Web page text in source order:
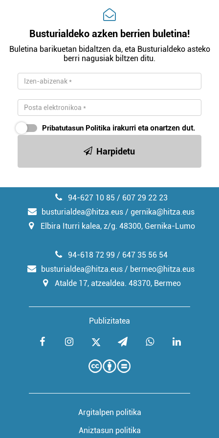
Busturialdeko azken berrien buletina!
Buletina barikuetan bidaltzen da, eta Busturialdeko asteko
berri nagusiak biltzen ditu.
Pribatutasun Politika irakurri eta onartzen dut.
Harpidetu
94-627 10 85 / 607 29 22 23
busturialdea@hitza.eus / gernika@hitza.eus
Elbira Iturri kalea, z/g. 48300, Gernika-Lumo
Publizitatea
94-618 72 99 / 647 35 56 54
busturialdea@hitza.eus / bermeo@hitza.eus
Atalde 17, atzealdea. 48370, Bermeo
Argitalpen politika
Aniztasun politika